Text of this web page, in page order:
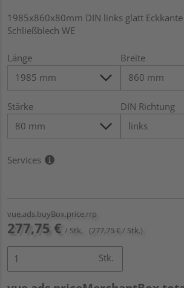
1985x860x80mm DIN links glatt
Schließblech WE
Länge Breite
Stärke DIN Richtung
Services
vue.ads.buyBox.price.rrp
277,75 € / Stk. (277,75 € / Stk.)
Stk.